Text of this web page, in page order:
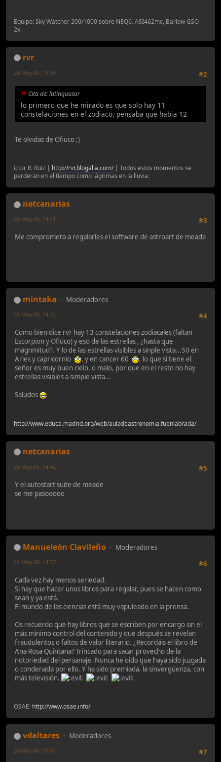
Equipo: Sky Watcher 200/1000 sobre NEQ6. ASI462mc, Barlow GSO
2x.
rvr
#2
26-May-06, 13:39
Cita de: latinquasar
lo primero que he mirado es que solo hay 11
constelaciones en el zodiaco, pensaba que habia 12
Te olvidas de Ofiuco ;)
íctor R. Ruiz | http://rvr.blogalia.com/| Todos estos momentos se
perderán en el tiempo como lágrimas en la lluvia.
netcanarias
#3
26-May-06, 14:41
Me comprometo a regalarles el software de astroart de meade
mintaka
Moderadores
#4
26-May-06, 14:42
Como bien dice rvr hay 13 constelaciones zodiacales (faltan
Escorpion y Ofiuco) y eso de las estrellas , ¿hasta que
magnmitud?. Y lo de las estrellas visibles a sinple vista...50 en
Aries y capricornio
, y en cancer 60
, lo que sí tiene el
señor es muy buen cielo, o malo, por que en el resto no hay
estrellas visibles a simple vista...
Saludos
http://www.educa.madrid.org/web/auladeastronomia.fuenlabrada/
netcanarias
#5
26-May-06, 14:42
Y el autostart suite de meade
se me pasooooo
Manueleón Clavileño
Moderadores
#6
26-May-06, 14:57
Cada vez hay menos seriedad.
Si hay que hacer unos libros para regalar, pues se hacen como
sean y ya está.
El mundo de las ciencias está muy vapuleado en la prensa.
Os recuerdo que hay libros que se escriben por encargo sin el
más mínimo control del contenido y que después se revelan
fraudulentos o faltos de valor literario. ¿Recordáis el libro de
Ana Rosa Quintana? Trincado para sacar provecho de la
notoriedad del persanaje. Nunca he oido que haya sido juzgada
o condenada por ello. Y ha sido premiada, la sinvergüenza, con
más televisión.
OSAE: http://www.osae.info/
vdaltares
Moderadores
#7
26-May-06, 19:07